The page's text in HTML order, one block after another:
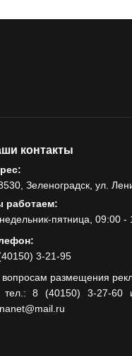
контакты
Зеленоградск, ул.
работаем:
пятница, 09:00 -
3-21-95
размещения
тел.: 8 (40150) 3-27-60